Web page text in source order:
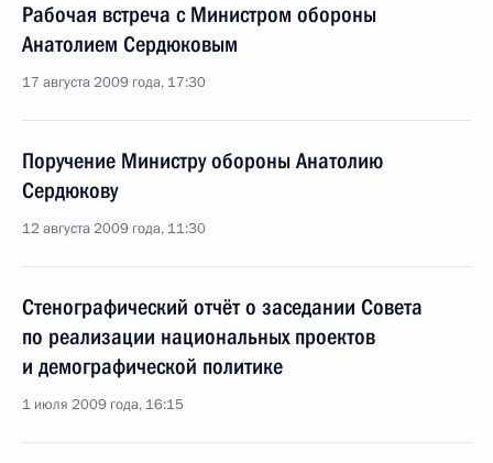
Рабочая встреча с Министром обороны
Анатолием Сердюковым
17 августа 2009 года, 17:30
Поручение Министру обороны Анатолию
Сердюкову
12 августа 2009 года, 11:30
Стенографический отчёт о заседании Совета
по реализации национальных проектов
и демографической политике
1 июля 2009 года, 16:15